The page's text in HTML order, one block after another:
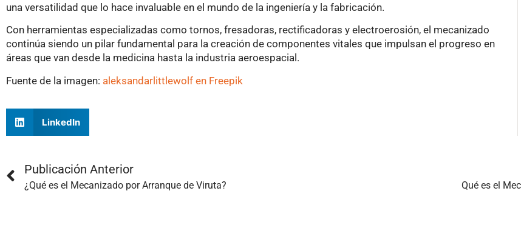
una versatilidad que lo hace invaluable en el mundo de la ingeniería y la fabricación.
Con herramientas especializadas como tornos, fresadoras, rectificadoras y electroerosión, el mecanizado
continúa siendo un pilar fundamental para la creación de componentes vitales que impulsan el progreso en
áreas que van desde la medicina hasta la industria aeroespacial.
Fuente de la imagen: aleksandarlittlewolf en Freepik
LinkedIn
Publicación Anterior
¿Qué es el Mecanizado por Arranque de Viruta? Qué es el